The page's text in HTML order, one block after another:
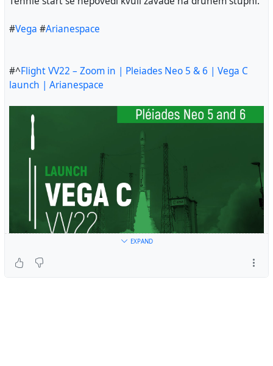
#Vega #Arianespace
#^Flight VV22 – Zoom in | Pleiades Neo 5 & 6 | Vega C
launch | Arianespace
EXPAND